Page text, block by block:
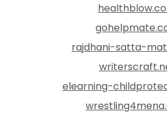
rajdhani-satta-
elearning-